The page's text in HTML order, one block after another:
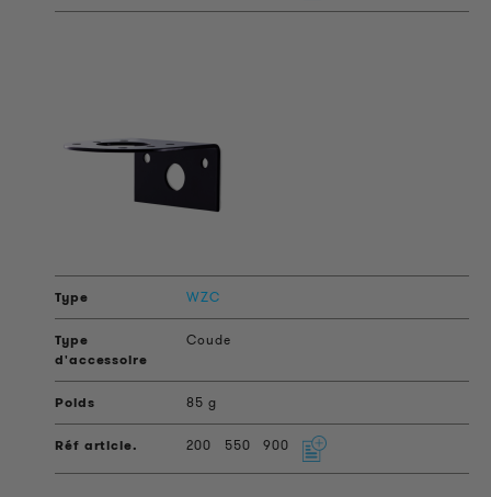
WZC
Coude
85 g
200 550 900